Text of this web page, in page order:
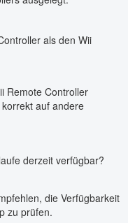
als den Wii
Remote Controller
auf andere
derzeit verfügbar?
die Verfügbarkeit
zu prüfen.